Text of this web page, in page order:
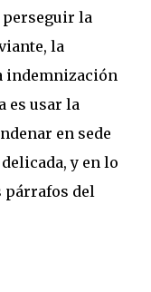
perseguir la
la
indemnización
es usar la
en sede
y en lo
párrafos del